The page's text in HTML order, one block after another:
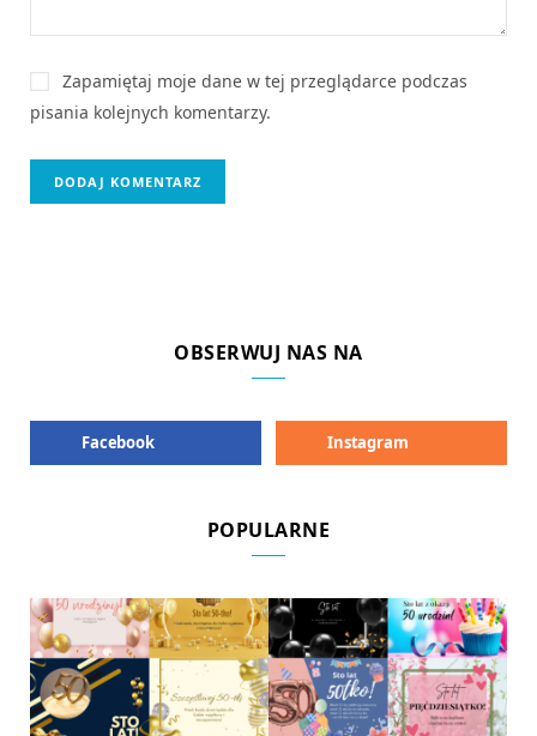
Zapamiętaj moje dane w tej przeglądarce podczas
pisania kolejnych komentarzy.
OBSERWUJ NAS NA
Facebook Instagram
POPULARNE